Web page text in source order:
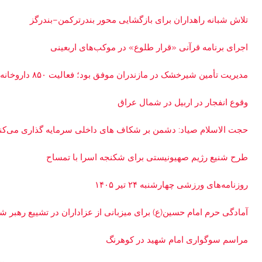
تلاش شبانه راهداران برای بازگشایی محور بندرترکمن–بندرگز
اجرای برنامه قرآنی «قرار طلوع» در موکب‌های اربعینی
مدیریت تأمین شیرخشک در مازندران موفق بود؛ فعالیت ۸۵۰ داروخانه
وقوع انفجار در اربیل در شمال عراق
حجت الاسلام صیاد: دشمن بر شکاف‌ های داخلی سرمایه‌ گذاری
طرح شنیع رژیم صهیونیستی برای شکنجه اسرا با تمساح
روزنامه‌های ورزشی چهارشنبه ۲۴ تیر ۱۴۰۵
آمادگی حرم امام حسین(ع) برای میزبانی از عزاداران در تشییع رهبر
مراسم سوگواری امام شهید در کوهرنگ